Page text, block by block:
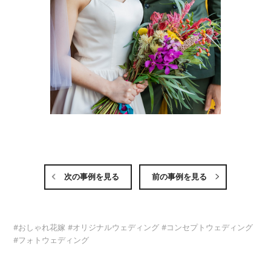
次の事例を見る 前の事例を見る
おしゃれ花嫁 オリジナルウェディング
コンセプトウェディング
フォトウェディング